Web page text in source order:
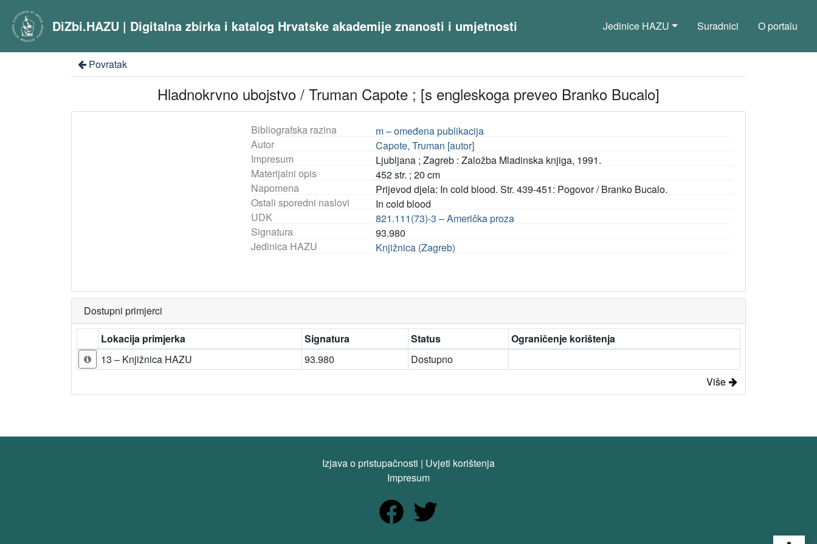
DiZbi.HAZU | Digitalna zbirka i katalog Hrvatske akademije znanosti i umjetnosti Jedinice HAZU Suradnici O portalu
Povratak
Hladnokrvno ubojstvo / Truman Capote ; [s engleskoga preveo Branko Bucalo]
Bibliografska razina
m – omeđena publikacija
Autor
Capote, Truman [autor]
Impresum
Ljubljana ; Zagreb : Založba Mladinska knjiga, 1991.
Materijalni opis
452 str. ; 20 cm
Napomena
Prijevod djela: In cold blood. Str. 439-451: Pogovor / Branko Bucalo.
Ostali sporedni naslovi
In cold blood
UDK
821.111(73)-3 – Američka proza
Signatura
93.980
Jedinica HAZU
Knjižnica (Zagreb)
Dostupni primjerci
Lokacija primjerka
Signatura Status
Ograničenje korištenja
13 – Knjižnica HAZU
93.980
Dostupno
Više
Izjava o pristupačnosti | Uvjeti korištenja
Impresum